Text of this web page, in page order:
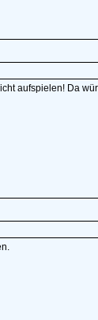
aufspielen! Da